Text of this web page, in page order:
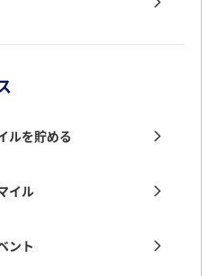
ルを貯める
イル
ント